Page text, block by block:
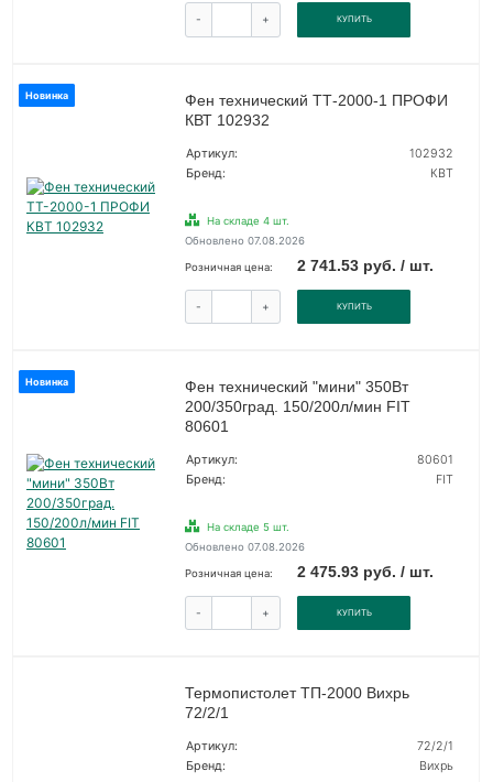
- + КУПИТЬ
Новинка
Фен технический ТТ-2000-1 ПРОФИ
КВТ 102932
Артикул:
102932
Бренд:
КВТ
На складе 4 шт.
Обновлено 07.08.2026
Розничная цена: 2 741.53 руб. / шт.
- + КУПИТЬ
Новинка
Фен технический "мини" 350Вт
200/350град. 150/200л/мин FIT
80601
Артикул:
80601
Бренд:
FIT
На складе 5 шт.
Обновлено 07.08.2026
Розничная цена: 2 475.93 руб. / шт.
- + КУПИТЬ
Термопистолет ТП-2000 Вихрь
72/2/1
Артикул:
72/2/1
Бренд:
Вихрь